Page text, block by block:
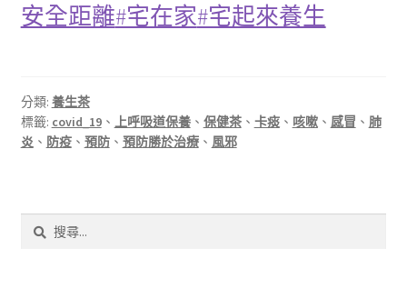
安全距離#宅在家#宅起來養生
分類: 養生茶
標籤: covid_19、 上呼吸道保養、 保健茶、 卡痰、 咳嗽、 感冒 、 肺
炎 、 防疫、 預防、 預防勝於治療、 風邪